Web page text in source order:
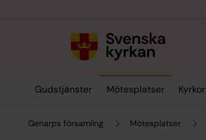
Gudstjänster Mötesplatser Kyrkor
Genarps församling Mötesplatser